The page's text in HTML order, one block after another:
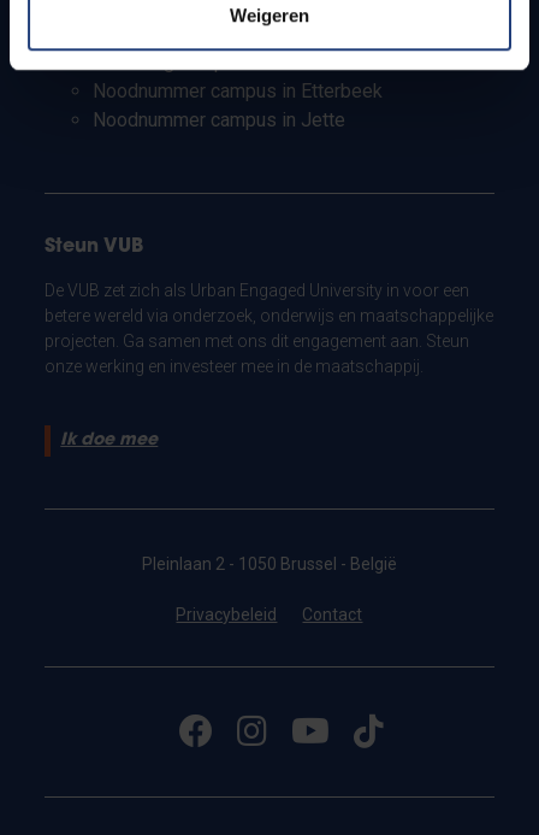
Weigeren
Bewaking campus in Etterbeek
Noodnummer campus in Etterbeek
Noodnummer campus in Jette
Steun VUB
De VUB zet zich als Urban Engaged University in voor een
betere wereld via onderzoek, onderwijs en maatschappelijke
projecten. Ga samen met ons dit engagement aan. Steun
onze werking en investeer mee in de maatschappij.
Ik doe mee
Pleinlaan 2 - 1050 Brussel - België
Privacybeleid Contact